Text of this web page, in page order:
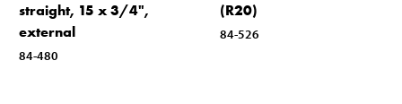
straight, 15 x 3/4",
external
84-480
(R20)
84-526